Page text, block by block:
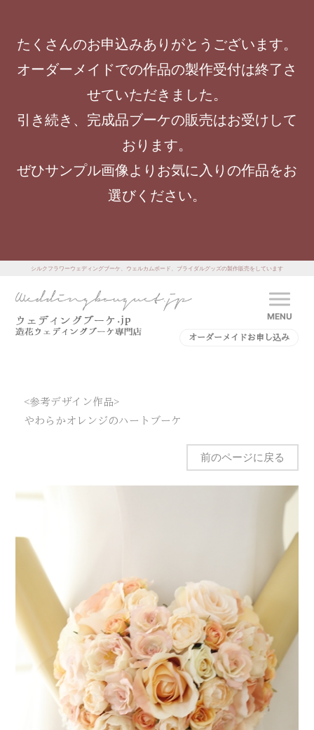
たくさんのお申込みありがとうございます。
オーダーメイドでの作品の製作受付は終了さ
せていただきました。
引き続き、完成品ブーケの販売はお受けして
おります。
ぜひサンプル画像よりお気に入りの作品をお
選びください。
シルクフラワーウェディングブーケ、ウェルカムボード、ブライダルグッズの製作販売をしています
MENU
オーダーメイドお申し込み
<参考デザイン作品>
やわらかオレンジのハートブーケ
前のページに戻る